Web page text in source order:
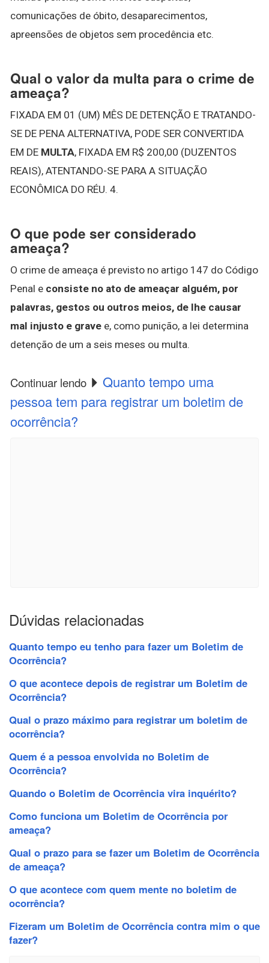
comunicações de óbito, desaparecimentos,
apreensões de objetos sem procedência etc.
Qual o valor da multa para o crime de
ameaça?
FIXADA EM 01 (UM) MÊS DE DETENÇÃO E TRATANDO-
SE DE PENA ALTERNATIVA, PODE SER CONVERTIDA
EM DE MULTA, FIXADA EM R$ 200,00 (DUZENTOS
REAIS), ATENTANDO-SE PARA A SITUAÇÃO
ECONÔMICA DO RÉU. 4.
O que pode ser considerado
ameaça?
O crime de ameaça é previsto no artigo 147 do Código
Penal e consiste no ato de ameaçar alguém, por
palavras, gestos ou outros meios, de lhe causar
mal injusto e grave e, como punição, a lei determina
detenção de um a seis meses ou multa.
Continuar lendo
Quanto tempo uma
pessoa tem para registrar um boletim de
ocorrência?
Dúvidas relacionadas
Quanto tempo eu tenho para fazer um Boletim de
Ocorrência?
O que acontece depois de registrar um Boletim de
Ocorrência?
Qual o prazo máximo para registrar um boletim de
ocorrência?
Quem é a pessoa envolvida no Boletim de
Ocorrência?
Quando o Boletim de Ocorrência vira inquérito?
Como funciona um Boletim de Ocorrência por
ameaça?
Qual o prazo para se fazer um Boletim de Ocorrência
de ameaça?
O que acontece com quem mente no boletim de
ocorrência?
Fizeram um Boletim de Ocorrência contra mim o que
fazer?